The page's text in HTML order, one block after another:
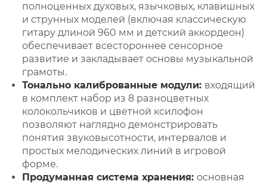
полноценных духовых, язычковых, клавишных
и струнных моделей (включая классическую
гитару длиной 960 мм и детский аккордеон)
обеспечивает всестороннее сенсорное
развитие и закладывает основы музыкальной
грамоты.
Тонально калиброванные модули: входящий
в комплект набор из 8 разноцветных
колокольчиков и цветной ксилофон
позволяют наглядно демонстрировать
понятия звуковысотности, интервалов и
простых мелодических линий в игровой
форме.
Продуманная система хранения: основная